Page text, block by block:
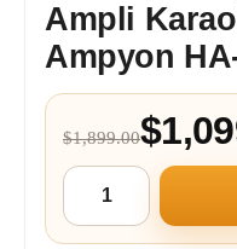
Ampli
Ampyon
$1,899.00